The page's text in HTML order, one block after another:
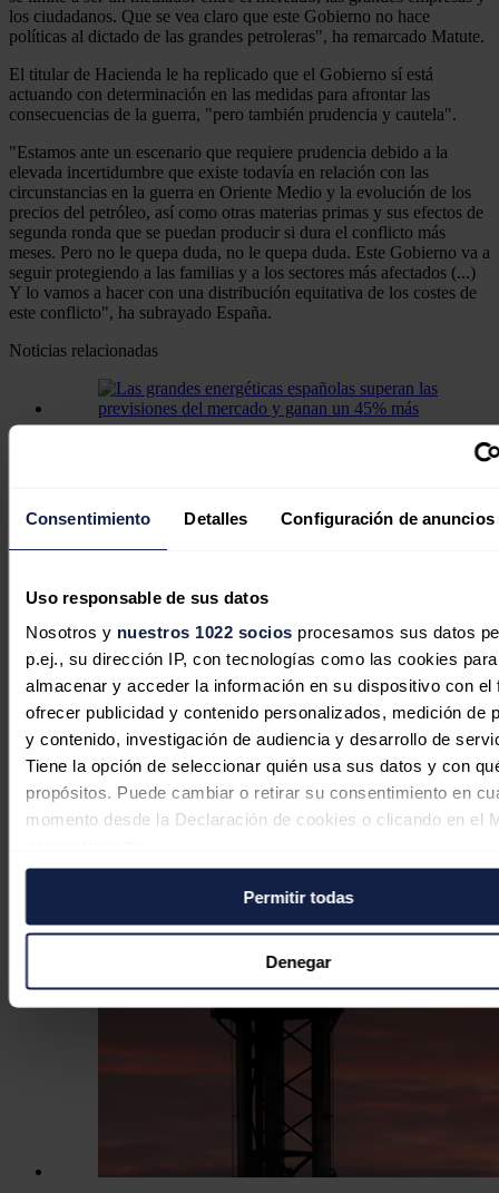
Consentimiento Detalles Configuración de anuncios
Uso responsable de sus datos
Nosotros y nuestros 1022 socios procesamos sus datos
p.ej., su dirección IP, con tecnologías como las cookies para
almacenar y acceder la información en su dispositivo con el
ofrecer publicidad y contenido personalizados, medición de
y contenido, investigación de audiencia y desarrollo de
Tiene la opción de seleccionar quién usa sus datos y con
propósitos. Puede cambiar o retirar su consentimiento en
momento desde la Declaración de cookies o clicando en el
Si lo permite, también quisiéramos:
Recopilar información sobre su ubicación geográfica
puede tener una precisión de varios metros
Identificar su dispositivo analizándolo activamente
características específicas (huellas digitales)
Obtenga más información sobre cómo se procesan sus
personales y establezca sus preferencias en la
Puede cambiar o retirar su consentimiento en cualquier
Las cookies de este sitio web se usan para personalizar el
Permitir todas
Denegar
los ciudadanos. Que se vea claro que este Gobierno no hace
políticas al dictado de las grandes petroleras", ha remarcado Matute.
El titular de Hacienda le ha replicado que el Gobierno sí está
actuando con determinación en las medidas para afrontar las
consecuencias de la guerra, "pero también prudencia y cautela".
"Estamos ante un escenario que requiere prudencia debido a la
elevada incertidumbre que existe todavía en relación con las
circunstancias en la guerra en Oriente Medio y la evolución de los
precios del petróleo, así como otras materias primas y sus efectos de
segunda ronda que se puedan producir si dura el conflicto más
meses. Pero no le quepa duda, no le quepa duda. Este Gobierno va a
seguir protegiendo a las familias y a los sectores más afectados (...)
Y lo vamos a hacer con una distribución equitativa de los costes de
este conflicto", ha subrayado España.
Noticias relacionadas
ganan un 45% más
España y Portugal piden a Bruselas
más financiación para las
interconexiones energéticas
Redacción06/07/2026